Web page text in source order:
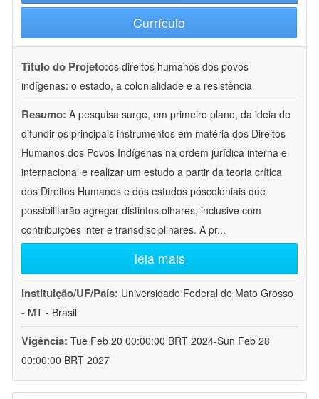
Currículo
Título do Projeto:os direitos humanos dos povos
indígenas: o estado, a colonialidade e a resistência
Resumo: A pesquisa surge, em primeiro plano, da ideia de
difundir os principais instrumentos em matéria dos Direitos
Humanos dos Povos Indígenas na ordem jurídica interna e
internacional e realizar um estudo a partir da teoria crítica
dos Direitos Humanos e dos estudos póscoloniais que
possibilitarão agregar distintos olhares, inclusive com
contribuições inter e transdisciplinares. A pr...
leia mais
Instituição/UF/País: Universidade Federal de Mato Grosso
- MT - Brasil
Vigência: Tue Feb 20 00:00:00 BRT 2024-Sun Feb 28
00:00:00 BRT 2027